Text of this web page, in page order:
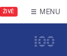
ŽIVĚ MENU